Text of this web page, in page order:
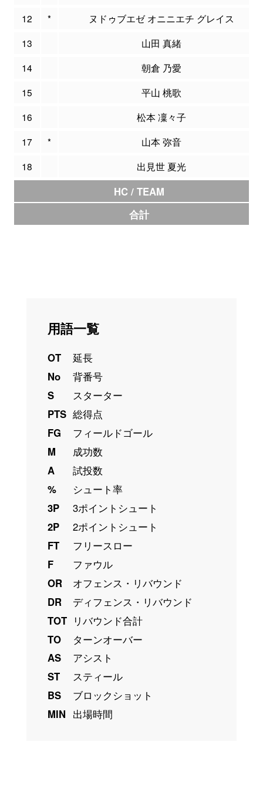
12 *
ヌドゥブエゼ オニニエチ グレイス
13
山田 真緒
14
朝倉 乃愛
15
平山 桃歌
16
松本 凜々子
17
*
山本 弥音
18
出見世 夏光
HC / TEAM
合計
用語一覧
OT
延長
No
背番号
S
スターター
PTS 総得点
FG
フィールドゴール
M
成功数
A
試投数
%
シュート率
3P
3ポイントシュート
2P
2ポイントシュート
FT
フリースロー
F
ファウル
OR
オフェンス・リバウンド
DR
ディフェンス・リバウンド
TOT リバウンド合計
TO
ターンオーバー
AS
アシスト
ST
スティール
BS
ブロックショット
MIN 出場時間